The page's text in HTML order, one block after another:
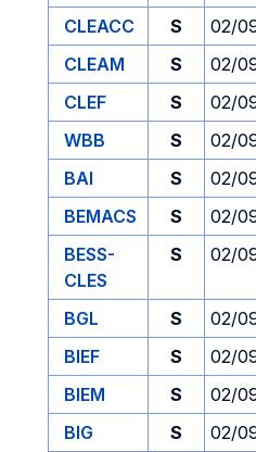
CLEACC
S 02/
CLEAM
S 02/
CLEF
S 02/
WBB
S 02/
BAI
S 02/
BEMACS
S 02/
BESS-
CLES
S 02/
BGL S 02/
BIEF
S 02/
BIEM
S 02/
BIG
S 02/